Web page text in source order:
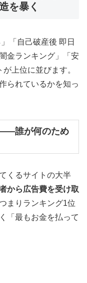
を暴く
「自己破産後 即日
金ランキング」「安
上位に並びます。
られているかを知っ
誰が何のため
くるサイトの大半
から広告費を受け取
まりランキング1位
「最もお金を払って